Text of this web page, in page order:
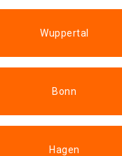
Wuppertal
Bonn
Hagen